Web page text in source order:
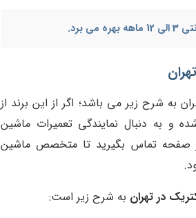
برد.
به شرح زیر می باشد؛ اگر از این برند از
و به دنبال نمایندگی تعمیرات ماشین
در صفحه تماس بگیرید تا متخصص ماشین
در تهران به شرح زیر است: